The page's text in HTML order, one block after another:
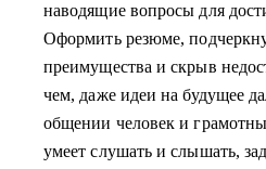
наводящие вопросы для
Оформить резюме,
преимущества и скрыв
чем, даже идеи на будущее
общении человек и
умеет слушать и слышать,